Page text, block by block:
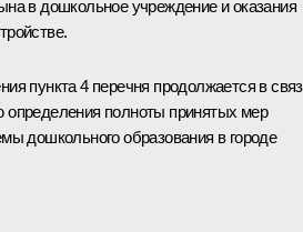
в дошкольное учреждение и оказания
пункта 4 перечня продолжается в
определения полноты принятых мер
дошкольного образования в городе